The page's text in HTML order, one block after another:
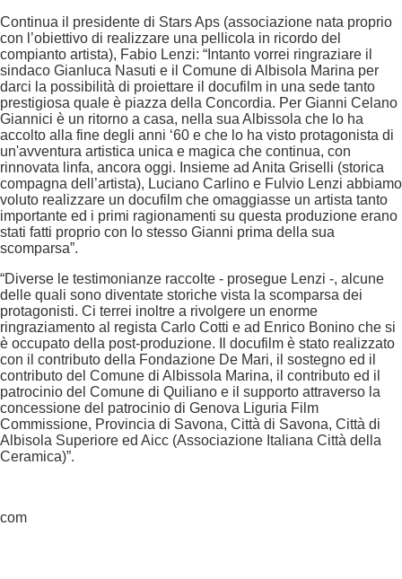
Continua il presidente di Stars Aps (associazione nata proprio
con l’obiettivo di realizzare una pellicola in ricordo del
compianto artista), Fabio Lenzi: “Intanto vorrei ringraziare il
sindaco Gianluca Nasuti e il Comune di Albisola Marina per
darci la possibilità di proiettare il docufilm in una sede tanto
prestigiosa quale è piazza della Concordia. Per Gianni Celano
Giannici è un ritorno a casa, nella sua Albissola che lo ha
accolto alla fine degli anni ‘60 e che lo ha visto protagonista di
un'avventura artistica unica e magica che continua, con
rinnovata linfa, ancora oggi. Insieme ad Anita Griselli (storica
compagna dell’artista), Luciano Carlino e Fulvio Lenzi abbiamo
voluto realizzare un docufilm che omaggiasse un artista tanto
importante ed i primi ragionamenti su questa produzione erano
stati fatti proprio con lo stesso Gianni prima della sua
scomparsa”.
“Diverse le testimonianze raccolte - prosegue Lenzi -, alcune
delle quali sono diventate storiche vista la scomparsa dei
protagonisti. Ci terrei inoltre a rivolgere un enorme
ringraziamento al regista Carlo Cotti e ad Enrico Bonino che si
è occupato della post-produzione. Il docufilm è stato realizzato
con il contributo della Fondazione De Mari, il sostegno ed il
contributo del Comune di Albissola Marina, il contributo ed il
patrocinio del Comune di Quiliano e il supporto attraverso la
concessione del patrocinio di Genova Liguria Film
Commissione, Provincia di Savona, Città di Savona, Città di
Albisola Superiore ed Aicc (Associazione Italiana Città della
Ceramica)”.
com